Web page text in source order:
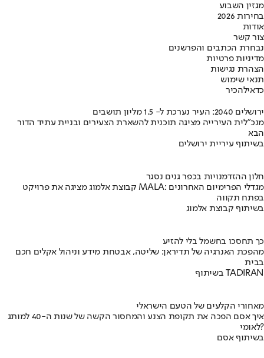
מגזין השבוע
בחירות 2026
אודות
צור קשר
נבחרת הכתבים והפרשנים
מדיניות פרטיות
הצהרת נגישות
תנאי שימוש
כדאילהכיר
ירושלים 2040: העיר נערכת ל- 1.5 מליון תושבים
מנכ"לית העירייה מציגה תוכנית להשארת הצעירים ובניית עתיד הדור
הבא
בשיתוף עיריית ירושלים
חלון ההזדמנויות בכפר גנים נסגר
קבוצת אלמוג מציגה את פרויקט MALA: מגדלי הפרימיום האחרונים
בפתח תקווה
בשיתוף קבוצת אלמוג
כך תחסכו בחשמל בלי להזיע
מהפכת האנרגיה של תדיראן: שליטה, אבטחת מידע וניהול אקלים חכם
בבית
בשיתוף TADIRAN
מאחורי הקלעים של הטעם הישראלי
איך אסם הפכה את תקופת הצנע והמחסור הקשה של שנות ה-40 למותג
לאומי?
בשיתוף אסם